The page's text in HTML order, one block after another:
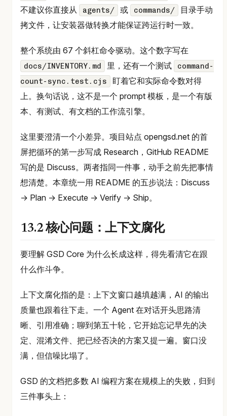
不建议你直接从
agents/ 或 commands/
目录手动
拷文件，让安装器做转换才能保证跨运行时一致。
整个系统由 67 个斜杠命令驱动。这个数字写在
docs/INVENTORY.md 里，还有一个测试
command-
count-sync.test.cjs
盯着它和实际命令数对得
上。换句话说，这不是一个 prompt 模板，是一个有版
本、有测试、有文档的工作流引擎。
这里要澄清一个小差异。项目站点 opengsd.net 的首
屏把循环的第一步写成 Research，GitHub README
写的是 Discuss。两者指同一件事，动手之前先把事情
想清楚。本章统一用 README 的五步说法：Discuss
→ Plan → Execute → Verify → Ship。
13.2 核心问题：上下文腐化
要理解 GSD Core 为什么长成这样，得先看清它在跟
什么作斗争。
上下文腐化指的是：上下文窗口越填越满，AI 的输出
质量也跟着往下走。一个 Agent 在对话开头思路清
晰、引用准确；聊到第五十轮，它开始忘记早先的决
定、混淆文件、把已经否决的方案又提一遍。窗口没
满，但信噪比塌了。
GSD 的文档把多数 AI 编程方案在规模上的失败，归到
三件事头上：